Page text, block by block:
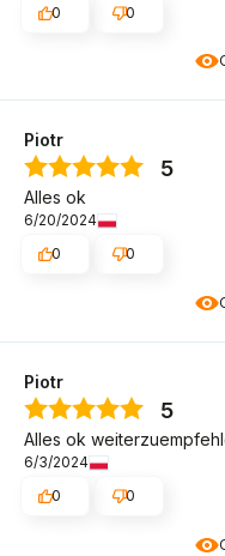
0
0
Piotr
5
Alles ok
6/20/2024
0
0
Piotr
5
Alles ok
6/3/2024
0
0